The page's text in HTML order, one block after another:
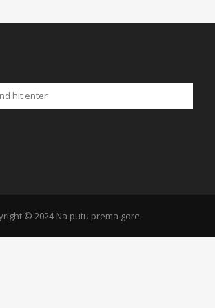
© 2024 Na putu prema gore